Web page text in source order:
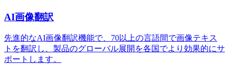
AI画像翻訳
先進的なAI画像翻訳機能で、70以上の言語間で画像テキス
トを翻訳し、製品のグローバル展開を各国でより効果的にサ
ポートします。